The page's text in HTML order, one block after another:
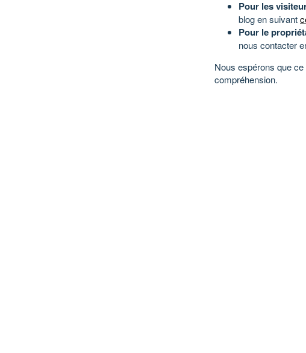
Pour les
blog en suivant
Pour le
nous contacter
Nous espérons que
compréhension.